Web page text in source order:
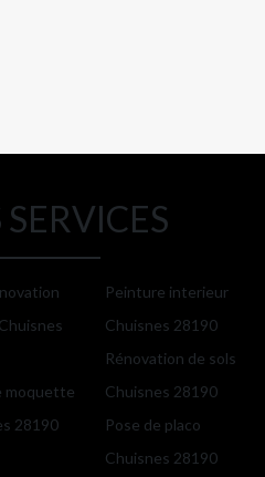
moquette
28190
Peinture interieur
Chuisnes 28190
Rénovation de sols
Chuisnes 28190
Pose de placo
Chuisnes 28190